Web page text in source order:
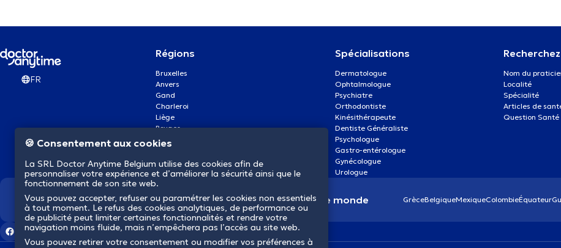
FR
Régions
Bruxelles
Anvers
Gand
Charleroi
Liège
Bruges
Namur
Mons
Aalst Flandre-Orientale
Spécialisations
Dermatologue
Ophtalmologue
Psychiatre
Orthodontiste
Kinésithérapeute
Dentiste Généraliste
Psychologue
Gastro-entérologue
Gynécologue
Urologue
Nom du
Localité
Spécialité
Articles de
Question Santé
Nous révolutionnons la santé dans le monde GrèceBelgiqueMexiqueColombieÉquateur
🍪 Consentement aux cookies
La SRL Doctor Anytime Belgium utilise des cookies afin de
personnaliser votre expérience et d’améliorer la sécurité ainsi que le
fonctionnement de son site web.
Vous pouvez accepter, refuser ou paramétrer les cookies non essentiels
à tout moment. Le refus des cookies analytiques, de performance ou
de publicité peut limiter certaines fonctionnalités et rendre votre
navigation moins fluide, mais n’empêchera pas l’accès au site web.
Vous pouvez retirer votre consentement ou modifier vos préférences à